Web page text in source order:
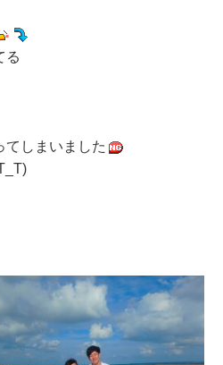
る
てしまいました